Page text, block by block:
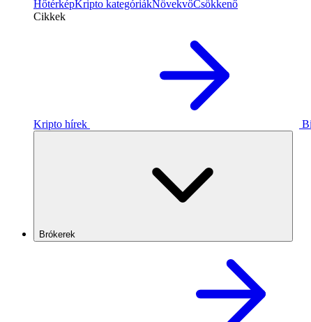
HőtérképKripto kategóriákNövekvőCsökkenő
Cikkek
Kripto hírek
Brókerek